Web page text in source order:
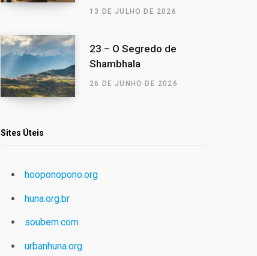
13 DE JULHO DE 2026
23 – O Segredo de
Shambhala
26 DE JUNHO DE 2026
Sites Úteis
hooponopono.org
huna.org.br
soubem.com
urbanhuna.org